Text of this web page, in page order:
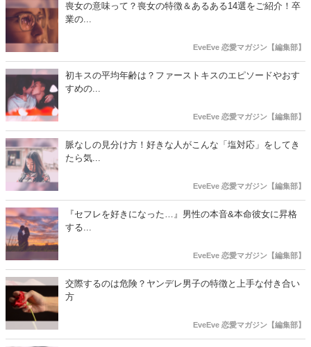
喪女の意味って？喪女の特徴＆あるある14選をご紹介！卒
業の...
EveEve 恋愛マガジン【編集部】
初キスの平均年齢は？ファーストキスのエピソードやおす
すめの...
EveEve 恋愛マガジン【編集部】
脈なしの見分け方！好きな人がこんな「塩対応」をしてき
たら気...
EveEve 恋愛マガジン【編集部】
『セフレを好きになった…』男性の本音&本命彼女に昇格
する...
EveEve 恋愛マガジン【編集部】
交際するのは危険？ヤンデレ男子の特徴と上手な付き合い
方
EveEve 恋愛マガジン【編集部】